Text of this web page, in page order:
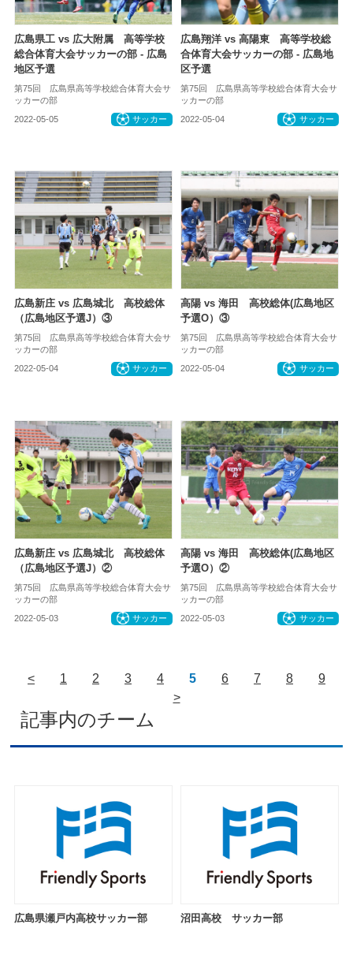
広島県工 vs 広大附属 高等学校
総合体育大会サッカーの部 - 広島
地区予選
第75回 広島県高等学校総合体育大会サ
ッカーの部
2022-05-05 サッカー
広島翔洋 vs 高陽東 高等学校総
合体育大会サッカーの部 - 広島地
区予選
第75回 広島県高等学校総合体育大会サ
ッカーの部
2022-05-04 サッカー
広島新庄 vs 広島城北 高校総体
（広島地区予選J）③
第75回 広島県高等学校総合体育大会サ
ッカーの部
2022-05-04 サッカー
高陽 vs 海田 高校総体(広島地区
予選O）③
第75回 広島県高等学校総合体育大会サ
ッカーの部
2022-05-04 サッカー
広島新庄 vs 広島城北 高校総体
（広島地区予選J）②
第75回 広島県高等学校総合体育大会サ
ッカーの部
2022-05-03 サッカー
高陽 vs 海田 高校総体(広島地区
予選O）②
第75回 広島県高等学校総合体育大会サ
ッカーの部
2022-05-03 サッカー
< 1 2 3 4 5 6 7 8
9
>
記事内のチーム
広島県瀬戸内高校サッカー部 沼田高校 サッカー部